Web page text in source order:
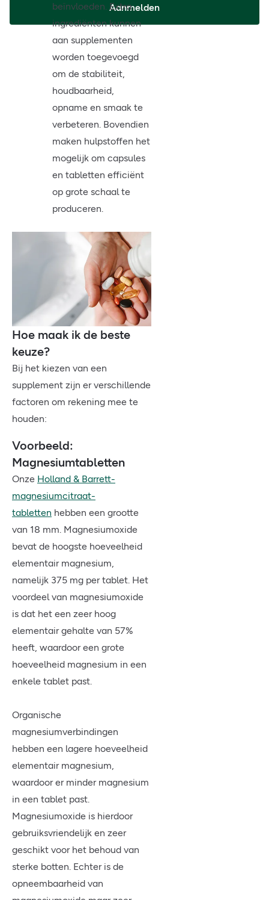
beïnvloeden. Extra
ingrediënten kunnen
aan supplementen
worden toegevoegd
om de stabiliteit,
houdbaarheid,
opname en smaak te
verbeteren. Bovendien
maken hulpstoffen het
mogelijk om capsules
en tabletten efficiënt
op grote schaal te
produceren.
Hoe maak ik de beste
keuze?
Bij het kiezen van een
supplement zijn er verschillende
factoren om rekening mee te
houden:
Voorbeeld:
Magnesiumtabletten
Onze Holland & Barrett-
magnesiumcitraat-
tabletten hebben een grootte
van 18 mm. Magnesiumoxide
bevat de hoogste hoeveelheid
elementair magnesium,
namelijk 375 mg per tablet. Het
voordeel van magnesiumoxide
is dat het een zeer hoog
elementair gehalte van 57%
heeft, waardoor een grote
hoeveelheid magnesium in een
enkele tablet past.
Organische
magnesiumverbindingen
hebben een lagere hoeveelheid
elementair magnesium,
waardoor er minder magnesium
in een tablet past.
Magnesiumoxide is hierdoor
gebruiksvriendelijk en zeer
geschikt voor het behoud van
sterke botten. Echter is de
opneembaarheid van
Aanmelden